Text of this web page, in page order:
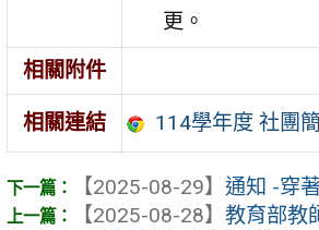
更。
相關附件
相關連結 114學年度 社團
【2025-08-29】 通知 -穿
【2025-08-28】 教育部教